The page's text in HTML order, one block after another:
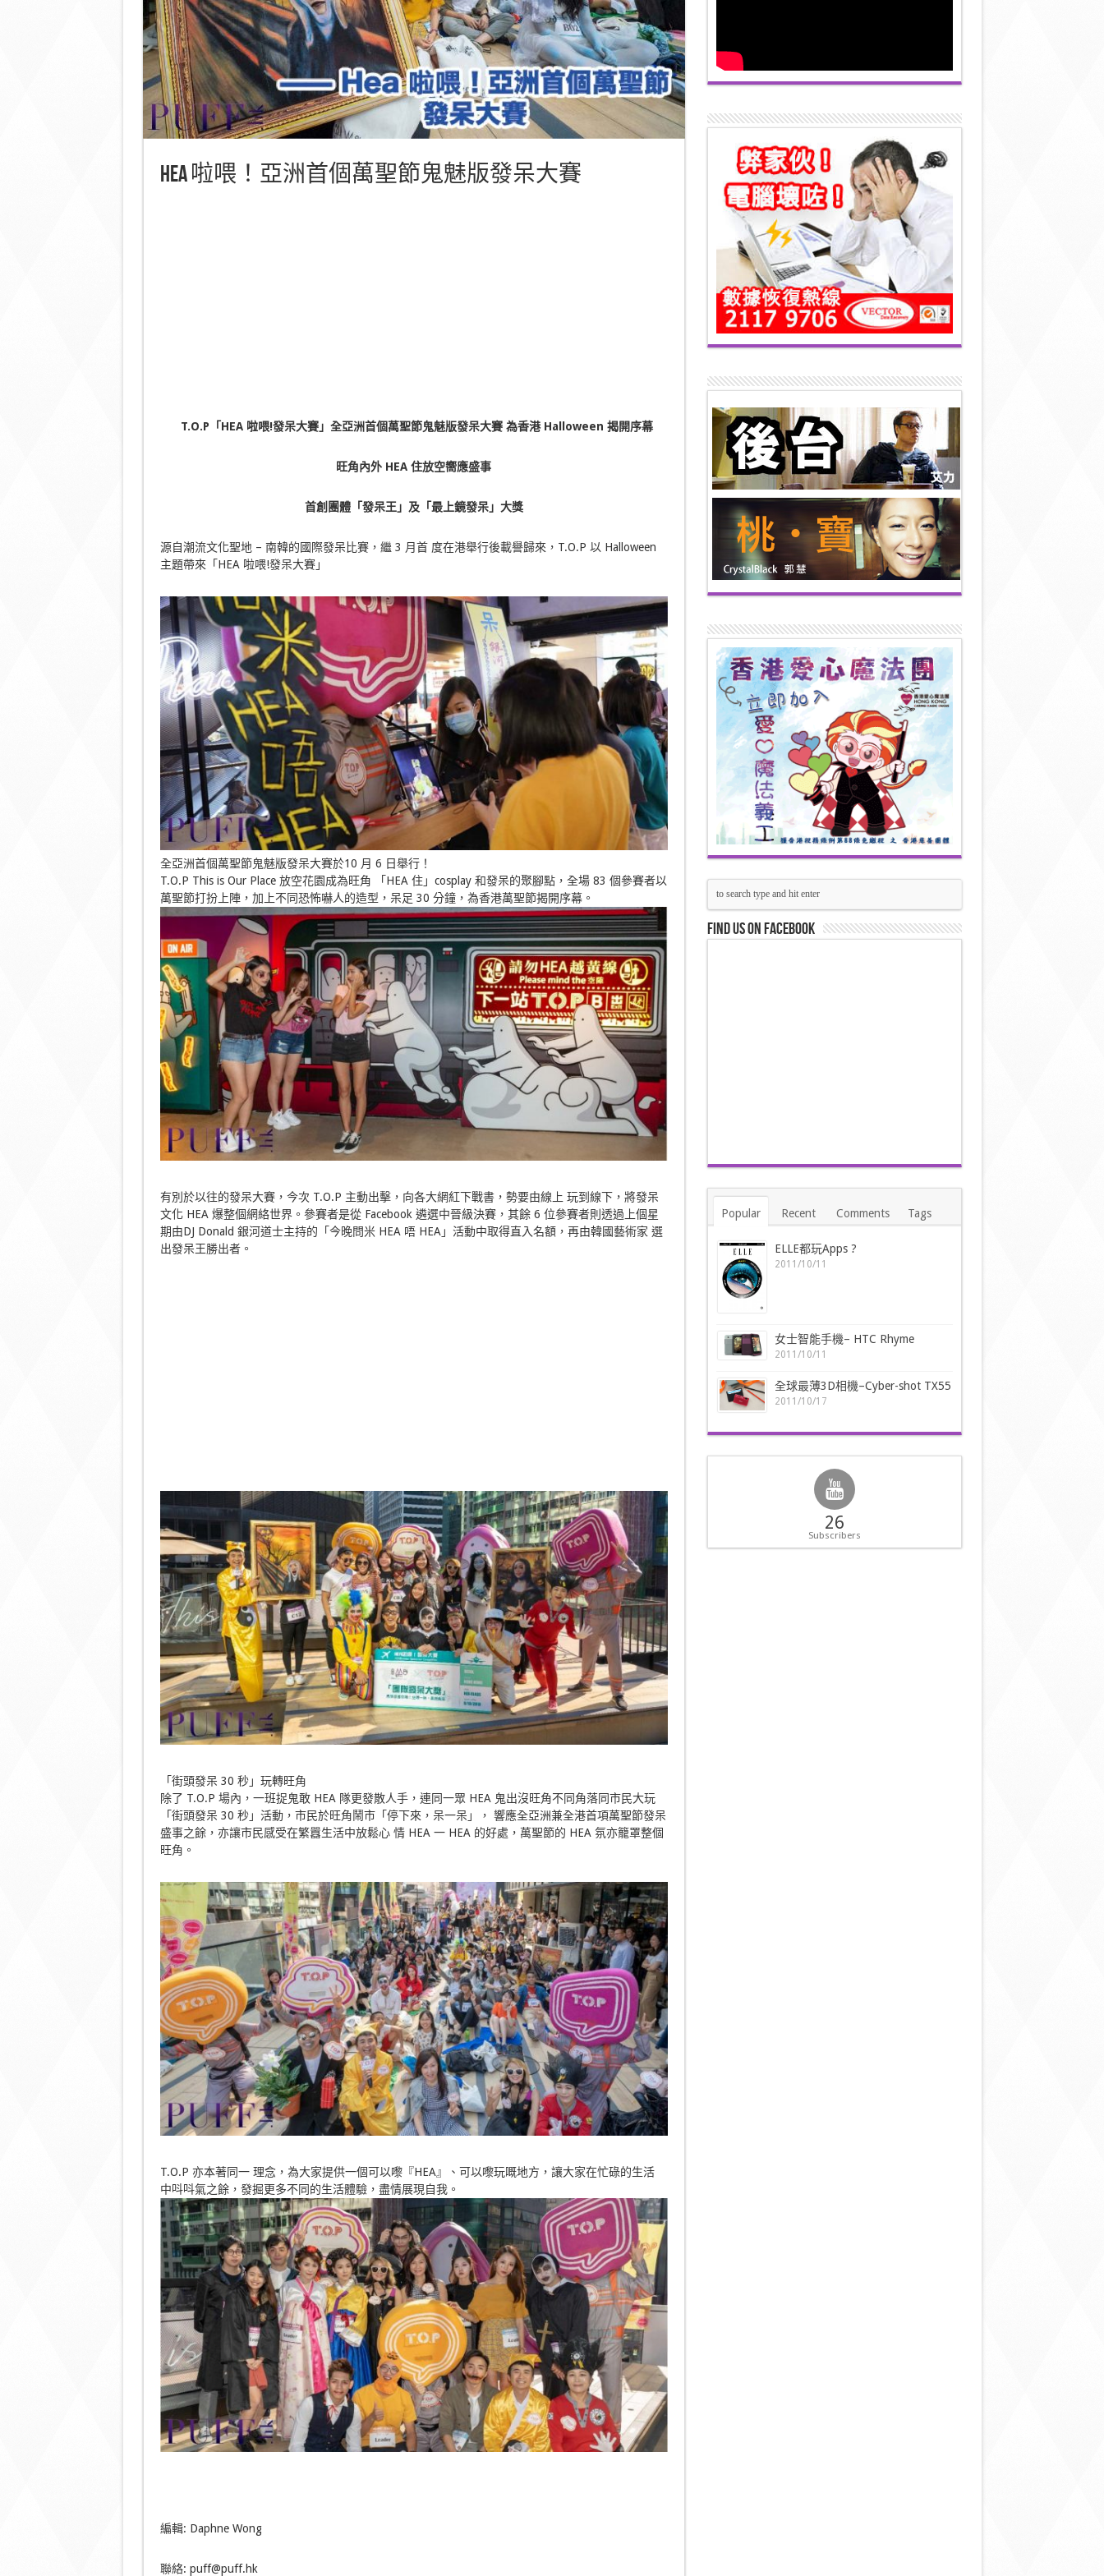
HEA 啦喂！亞洲首個萬聖節鬼魅版發呆大賽
T.O.P「HEA 啦喂!發呆大賽」全亞洲首個萬聖節鬼魅版發呆大賽 為香港 Halloween 揭開序幕
旺角內外 HEA 住放空嚮應盛事
首創團體「發呆王」及「最上鏡發呆」大獎
源自潮流文化聖地 – 南韓的國際發呆比賽，繼 3 月首 度在港舉行後載譽歸來，T.O.P 以 Halloween
主題帶來「HEA 啦喂!發呆大賽」
全亞洲首個萬聖節鬼魅版發呆大賽於10 月 6 日舉行！
T.O.P This is Our Place 放空花園成為旺角 「HEA 住」cosplay 和發呆的聚腳點，全場 83 個參賽者以
萬聖節打扮上陣，加上不同恐怖嚇人的造型，呆足 30 分鐘，為香港萬聖節揭開序幕。
有別於以往的發呆大賽，今次 T.O.P 主動出擊，向各大網紅下戰書，勢要由線上 玩到線下，將發呆
文化 HEA 爆整個網絡世界。參賽者是從 Facebook 遴選中晉級決賽，其餘 6 位參賽者則透過上個星
期由DJ Donald 銀河道士主持的「今晚問米 HEA 唔 HEA」活動中取得直入名額，再由韓國藝術家 選
出發呆王勝出者。
「街頭發呆 30 秒」玩轉旺角
除了 T.O.P 場內，一班捉鬼敢 HEA 隊更發散人手，連同一眾 HEA 鬼出沒旺角不同角落同市民大玩
「街頭發呆 30 秒」活動，市民於旺角鬧市「停下來，呆一呆」， 響應全亞洲兼全港首項萬聖節發呆
盛事之餘，亦讓市民感受在繁囂生活中放鬆心 情 HEA 一 HEA 的好處，萬聖節的 HEA 氛亦籠罩整個
旺角。
T.O.P 亦本著同一 理念，為大家提供一個可以嚟『HEA』、可以嚟玩嘅地方，讓大家在忙碌的生活
中呌呌氣之餘，發掘更多不同的生活體驗，盡情展現自我。
編輯: Daphne Wong
聯絡: puff@puff.hk
Find us on Facebook
Popular Recent Comments Tags
ELLE都玩Apps ?
2011/10/11
女士智能手機– HTC Rhyme
2011/10/11
全球最薄3D相機–Cyber-shot TX55
2011/10/17
26
Subscribers